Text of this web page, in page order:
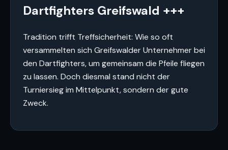
Dartfighters Greifswald +++
Tradition trifft Treffsicherheit: Wie so oft
versammelten sich Greifswalder Unternehmer bei
den Dartfighters, um gemeinsam die Pfeile fliegen
zu lassen. Doch diesmal stand nicht der
Turniersieg im Mittelpunkt, sondern der gute
Zweck.